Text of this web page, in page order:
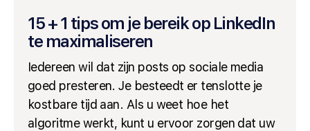
15 + 1 tips om je bereik op LinkedIn
te maximaliseren
Iedereen wil dat zijn posts op sociale media
goed presteren. Je besteedt er tenslotte je
kostbare tijd aan. Als u weet hoe het
algoritme werkt, kunt u ervoor zorgen dat uw